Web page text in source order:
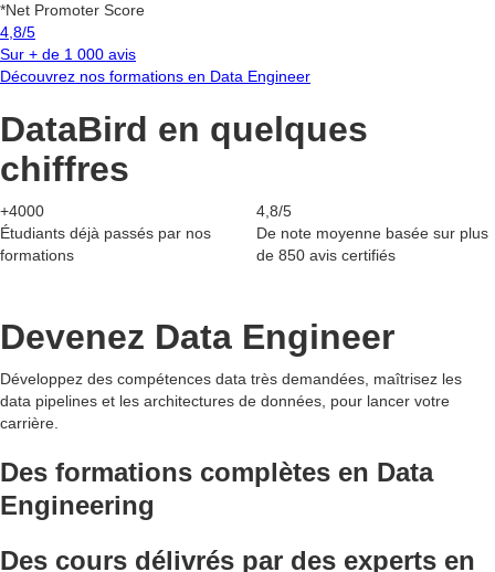
*Net Promoter Score
4,8/5
Sur + de 1 000 avis
Découvrez nos formations en Data Engineer
DataBird en quelques
chiffres
+4000
Étudiants déjà passés par nos
formations
4,8/5
De note moyenne basée sur plus
de 850 avis certifiés
Devenez Data Engineer
Développez des compétences data très demandées, maîtrisez les
data pipelines et les architectures de données, pour lancer votre
carrière.
Des formations complètes en Data
Engineering
Des cours délivrés par des experts en